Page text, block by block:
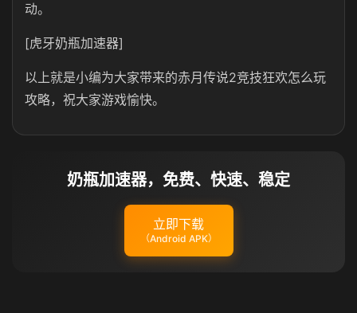
动。
[虎牙奶瓶加速器]
以上就是小编为大家带来的赤月传说2竞技狂欢怎么玩
攻略，祝大家游戏愉快。
奶瓶加速器，免费、快速、稳定
立即下载
（Android APK）